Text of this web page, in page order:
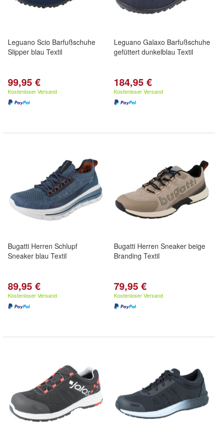
Leguano Scio Barfußschuhe
Slipper blau Textil
99,95 €
Kostenloser Versand
Leguano Galaxo Barfußschuhe
gefüttert dunkelblau Textil
184,95 €
Kostenloser Versand
Bugatti Herren Schlupf
Sneaker blau Textil
89,95 €
Kostenloser Versand
Bugatti Herren Sneaker beige
Branding Textil
79,95 €
Kostenloser Versand